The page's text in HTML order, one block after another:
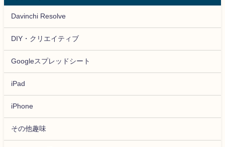
Davinchi Resolve
DIY・クリエイティブ
Googleスプレッドシート
iPad
iPhone
その他趣味